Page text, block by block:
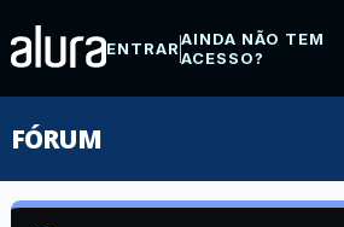
ENTRARAINDA NÃO TEM
ACESSO?
FÓRUM